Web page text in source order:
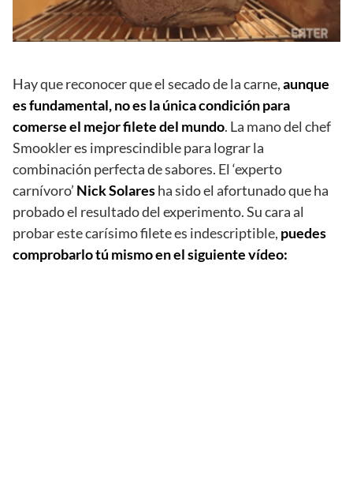
Hay que reconocer que el secado de la carne,aunque
es fundamental, no es la única condición para
comerse el mejor filete del mundo. La mano del chef
Smookler es imprescindible para lograr la
combinación perfecta de sabores. El ‘experto
carnívoro’ Nick Solaresha sido el afortunado que ha
probado el resultado del experimento. Su cara al
probar este carísimo filete es indescriptible, puedes
comprobarlo tú mismo en el siguiente vídeo: